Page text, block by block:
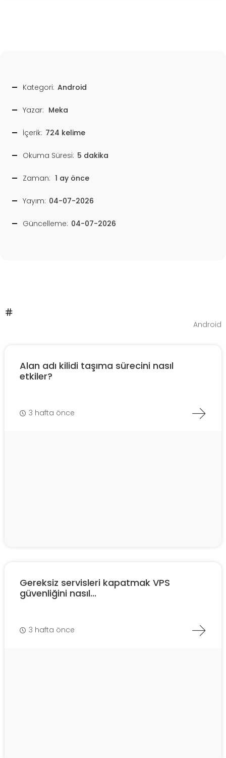
Kategori: Android
Yazar: Meka
İçerik: 724 kelime
Okuma Süresi: 5 dakika
Zaman: 1 ay önce
Yayım: 04-07-2026
Güncelleme: 04-07-2026
Android
Alan adı kilidi taşıma sürecini nasıl
etkiler?
3 hafta önce
Gereksiz servisleri kapatmak VPS
güvenliğini nasıl...
3 hafta önce